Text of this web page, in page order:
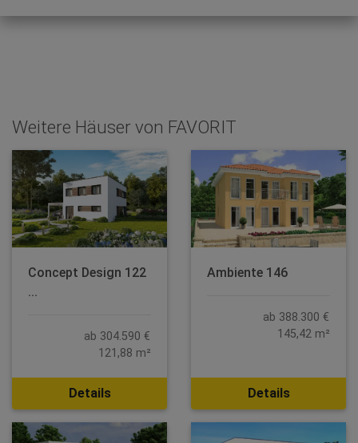
Weitere Häuser von FAVORIT
Concept Design 122
...
ab 304.590 €
121,88 m²
Details
Ambiente 146
ab 388.300 €
145,42 m²
Details